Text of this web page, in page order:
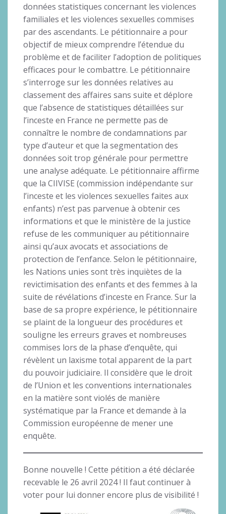
données statistiques concernant les violences
familiales et les violences sexuelles commises
par des ascendants. Le pétitionnaire a pour
objectif de mieux comprendre l’étendue du
problème et de faciliter l’adoption de politiques
efficaces pour le combattre. Le pétitionnaire
s’interroge sur les données relatives au
classement des affaires sans suite et déplore
que l’absence de statistiques détaillées sur
l’inceste en France ne permette pas de
connaître le nombre de condamnations par
type d’auteur et que la segmentation des
données soit trop générale pour permettre
une analyse adéquate. Le pétitionnaire affirme
que la CIIVISE (commission indépendante sur
l’inceste et les violences sexuelles faites aux
enfants) n’est pas parvenue à obtenir ces
informations et que le ministère de la justice
refuse de les communiquer au pétitionnaire
ainsi qu’aux avocats et associations de
protection de l’enfance. Selon le pétitionnaire,
les Nations unies sont très inquiètes de la
revictimisation des enfants et des femmes à la
suite de révélations d’inceste en France. Sur la
base de sa propre expérience, le pétitionnaire
se plaint de la longueur des procédures et
souligne les erreurs graves et nombreuses
commises lors de la phase d’enquête, qui
révèlent un laxisme total apparent de la part
du pouvoir judiciaire. Il considère que le droit
de l’Union et les conventions internationales
en la matière sont violés de manière
systématique par la France et demande à la
Commission européenne de mener une
enquête.
Bonne nouvelle ! Cette pétition a été déclarée
recevable le 26 avril 2024 ! Il faut continuer à
voter pour lui donner encore plus de visibilité !